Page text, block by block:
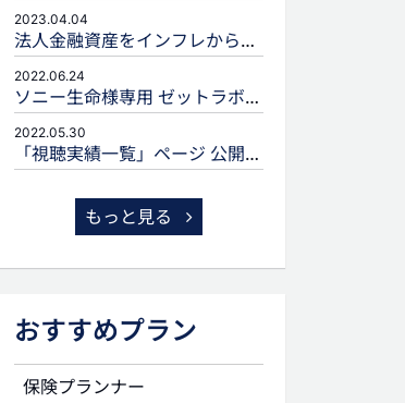
2023.04.04
法人金融資産をインフレから守るための生命保険活用
2022.06.24
ソニー生命様専用 ゼットラボforLIFEPLANNERのご案内
2022.05.30
「視聴実績一覧」ページ 公開のお知らせ
もっと見る
おすすめプラン
保険プランナー